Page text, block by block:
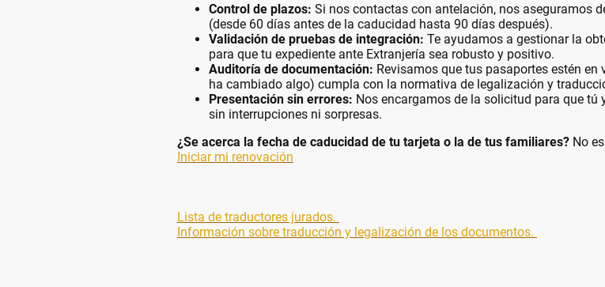
Control de plazos: Si nos contactas con antelación, nos aseguramos
(desde 60 días antes de la caducidad hasta 90 días después).
Validación de pruebas de integración: Te ayudamos a gestionar la
para que tu expediente ante Extranjería sea robusto y positivo.
Auditoría de documentación: Revisamos que tus pasaportes estén
ha cambiado algo) cumpla con la normativa de legalización y
Presentación sin errores: Nos encargamos de la solicitud para que
sin interrupciones ni sorpresas.
¿Se acerca la fecha de caducidad de tu tarjeta o la de tus familiares? No
Iniciar mi renovación
Lista de traductores jurados.
Información sobre traducción y legalización de los documentos.